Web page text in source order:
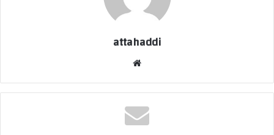
attahaddi